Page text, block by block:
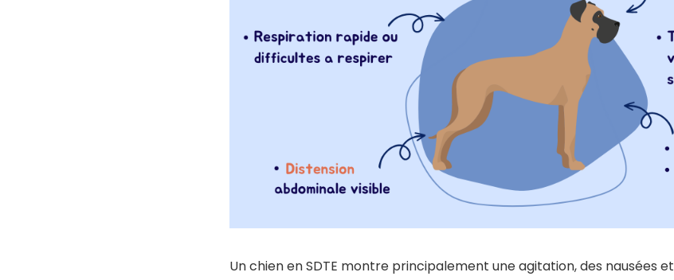
Un chien en SDTE montre principalement une agitation, des nausées